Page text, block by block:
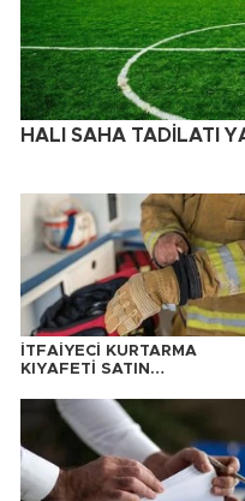
HALI SAHA TADİLATI
İTFAİYECİ KURTARMA
KIYAFETİ SATIN